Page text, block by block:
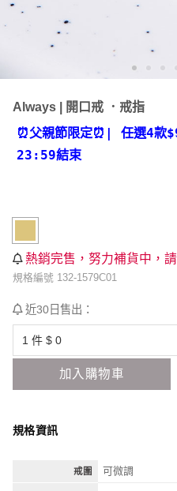
Always | 開口戒 ．戒指
⏰父親節限定⏰ | 任選4款
23:59結束
熱銷完售，努力補貨中，
規格編號 132-1579C01
近30日售出：
加入購物車
規格資訊
戒圍 可微調